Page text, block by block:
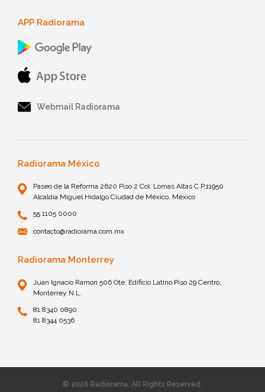
APP Radiorama
Webmail Radiorama
Radiorama México
Paseo de la Reforma 2620 Piso 2 Col. Lomas Altas C.P.11950
Alcaldía Miguel Hidalgo Ciudad de México, México
55 1105 0000
contacto@radiorama.com.mx
Radiorama Monterrey
Juan Ignacio Ramon 506 Ote. Edificio Latino Piso 29 Centro,
Monterrey N.L.
81 8340 0890
81 8344 0536
© 2026 Radiorama. All Rights Reserved.